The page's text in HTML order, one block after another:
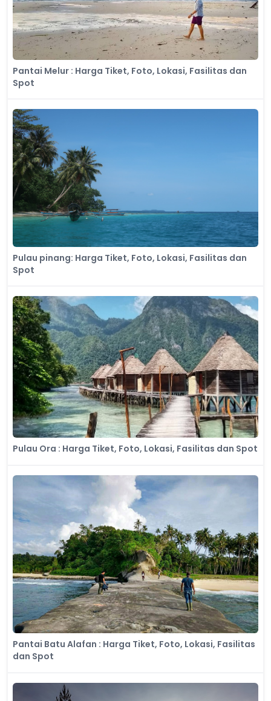
​Pantai Melur : Harga Tiket, Foto, Lokasi, Fasilitas dan
Spot
Pulau pinang: Harga Tiket, Foto, Lokasi, Fasilitas dan
Spot
Pulau Ora : Harga Tiket, Foto, Lokasi, Fasilitas dan Spot
Pantai Batu Alafan : Harga Tiket, Foto, Lokasi, Fasilitas
dan Spot